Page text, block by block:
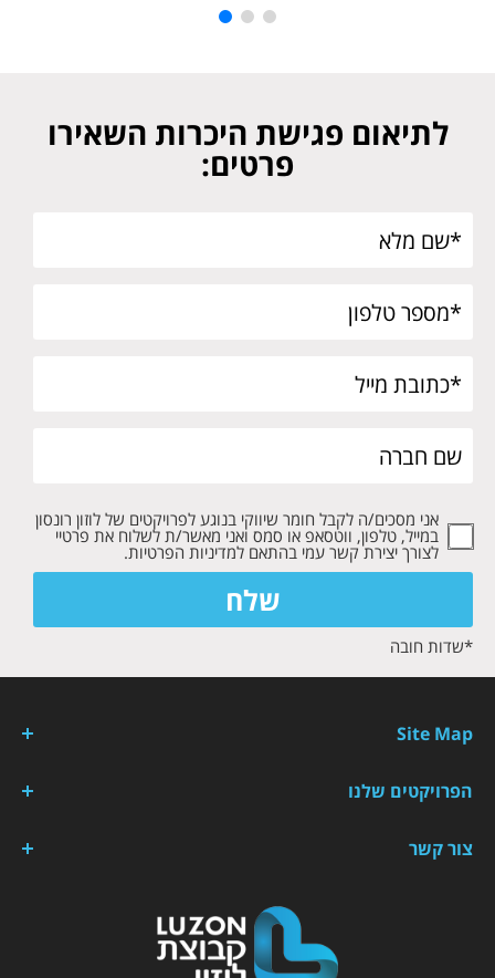
לתיאום פגישת היכרות השאירו
פרטים:
אני מסכים/ה לקבל חומר שיווקי בנוגע לפרויקטים של לוזון רונסון
במייל, טלפון, ווטסאפ או סמס ואני מאשר/ת לשלוח את פרטיי
לצורך יצירת קשר עמי בהתאם למדיניות הפרטיות.
*שדות חובה
Site Map
הפרויקטים שלנו
צור קשר